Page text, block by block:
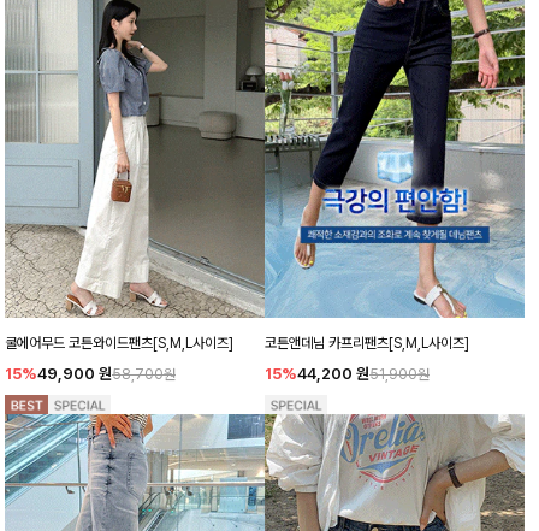
쿨에어무드 코튼와이드팬츠[S,M,L사이즈]
15%49,900 원58,700원
코튼앤데님 카프리팬츠[S,M,L사이즈]
15%44,200 원51,900원